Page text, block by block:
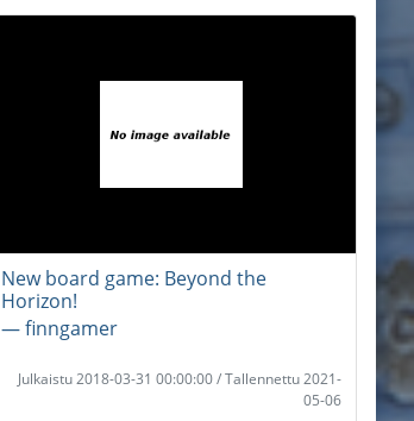
New board game: Beyond the
Horizon!
― finngamer
Julkaistu 2018-03-31 00:00:00 / Tallennettu 2021-
05-06